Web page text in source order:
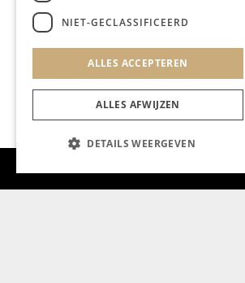
NIET-GECLASSIFICEERD
ALLES ACCEPTEREN
ALLES AFWIJZEN
DETAILS WEERGEVEN